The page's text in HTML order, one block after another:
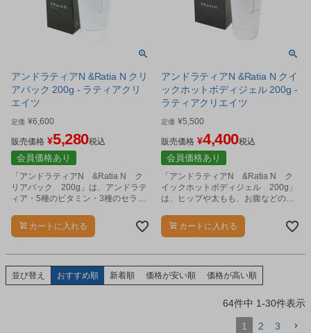
アンドラティアN &Ratia N クリ
アパック 200g - ラティアクリ
エイツ
定価 ¥6,600
販売価格 ¥5,280税込
会員価格あり
「アンドラティアN &Ratia N ク
リアパック 200g」は、アンドラテ
ィア・5種のビタミン・3種のセラミ
らにナノ化処理を加え、お肌内部ま
でしっかりと届くように低分子化し
カートに入れる
アンドラティアN &Ratia N クイ
ックホットボディジェル 200g -
ラティアクリエイツ
定価 ¥5,500
販売価格 ¥4,400税込
会員価格あり
「アンドラティアN &Ratia N ク
イックホットボディジェル 200g」
は、ヒップや太もも、お腹などの気
スリミングジェルです。
カートに入れる
並び替え おすすめ順 新着順 価格が安い順 価格が高い順
64件中 1-30件表示
1 2 3